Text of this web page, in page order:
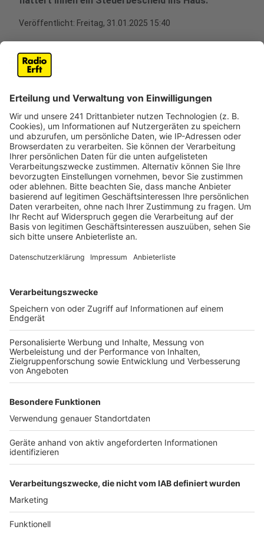
Veröffentlicht: Freitag, 31.01.2025 15:40
Anzeige
Hundesteuer in Erftstadt: Neue Regelung
Anzeige
Im Rhein-Erft-Kreis erhalten nicht alle Hundebesitzer
jedes Jahr einen Steuerbescheid für ihre Vierbeiner.
Mehrere Städte, darunter Kerpen und Hürth, haben
bereits auf Mehrjahresbescheide umgestellt. Nun
zieht auch die Stadt Erftstadt nach. Diese Umstellung
soll laut Stadtverwaltung Kosten sparen und Abläufe
vereinfachen. Der neue Bescheid gilt für mehrere
sich der Steuersatz, die Anzahl der Hunde oder sich
Angaben zum Besitzer ändern.
Weitere Themen von Rhein und Erft
Kombi-Bad-Lösung für Lechenich zu teuer
Zehn Jahre Haft nach Hammer-Angriff in
Erftstadt
Bäcker erfolgreich bei Siedegebäck-Prüfung
Anzeige